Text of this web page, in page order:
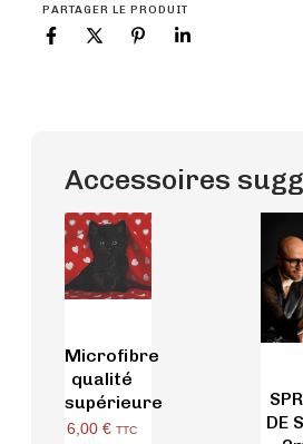
PARTAGER LE PRODUIT
Accessoires
Microfibre
qualité
supérieure
6,00 € TTC
DE